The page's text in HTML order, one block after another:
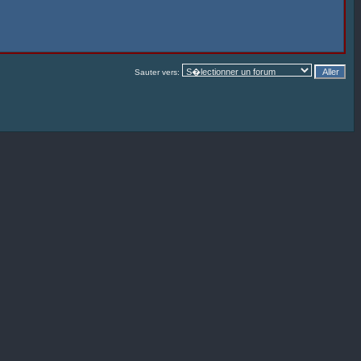
Sauter vers: